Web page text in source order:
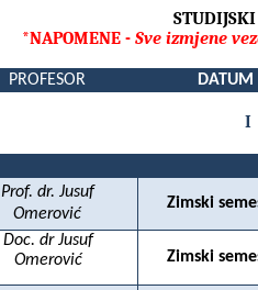
STUDIJSKI
*NAPOMENE - Sve izmjene
PROFESOR DATUM
I
Prof. dr. Jusuf
Omerović
Zimski
Doc. dr Jusuf
Omerović
Zimski